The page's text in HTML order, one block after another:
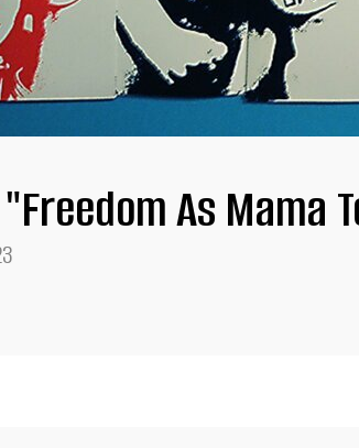
"Freedom As Mama